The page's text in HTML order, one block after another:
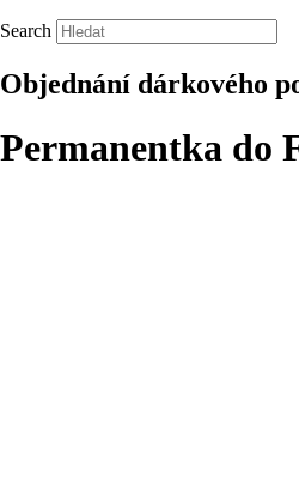
Search
Objednání dárkového
Permanentka do